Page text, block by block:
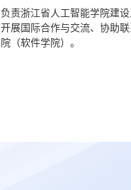
负责浙江省人工智能学院建
开展国际合作与交流、协助
院（软件学院）。